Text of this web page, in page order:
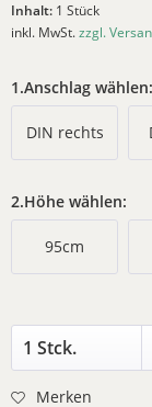
Inhalt: 1 Stück
inkl. MwSt.zzgl.
1.Anschlag wählen:
DIN rechts
2.Höhe wählen:
95cm
Merken